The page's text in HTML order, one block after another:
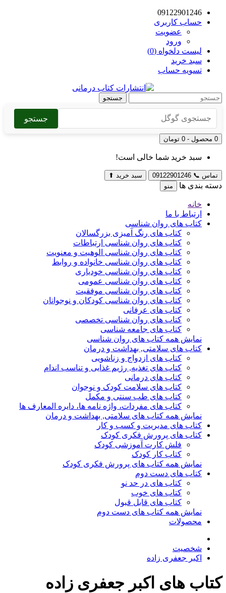
09122901246
حساب کاربری
عضویت
ورود
لیست دلخواه (0)
سبد خرید
تسویه حساب
جستجو
جستجو
0 محصول - 0 تومان
سبد خرید شما خالی است!
تماس 📞
09122901246 سبد خرید ⬆
دسته بندی ها منو
خانه
ارتباط با ما
کتاب های روان شناسی
کتاب های رنگ آمیزی بزرگسالان
کتاب های روان شناسی ارتباطات
کتاب های روان شناسی الوهیت و معنویت
کتاب های روان شناسی خانواده و روابط
کتاب های روان شناسی خودیاری
کتاب های روان شناسی عمومی
کتاب های روان شناسی موفقیت
کتاب های روان شناسی کودکان و نوجوانان
کتاب های عرفانی
کتاب های روان شناسی تخصصی
کتاب های جامعه شناسی
نمایش همه کتاب های روان شناسی
کتاب های سلامتی, بهداشت و درمان
کتاب های ازدواج و زناشویی
کتاب های تغذیه, رژیم غذایی و تناسب اندام
کتاب های درمانی
کتاب های سلامت کودک و نوجوان
کتاب های طب سنتی و مکمل
کتاب های مفردات، واژه نامه ها، دایره المعارف ها
نمایش همه کتاب های سلامتی, بهداشت و درمان
کتاب های مدیریت و کسب و کار
کتاب های پرورش فکری کودک
فلش کارت آموزشی کودک
کتاب کار کودک
نمایش همه کتاب های پرورش فکری کودک
کتاب های دست دوم
کتاب های در حد نو
کتاب های خوب
کتاب های قابل قبول
نمایش همه کتاب های دست دوم
محصولات
شخصیت
اکبر جعفری زاده
کتاب های اکبر جعفری زاده